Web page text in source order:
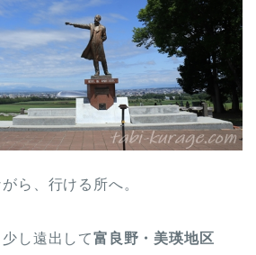
ら、行ける所へ。
し遠出して富良野・美瑛地区